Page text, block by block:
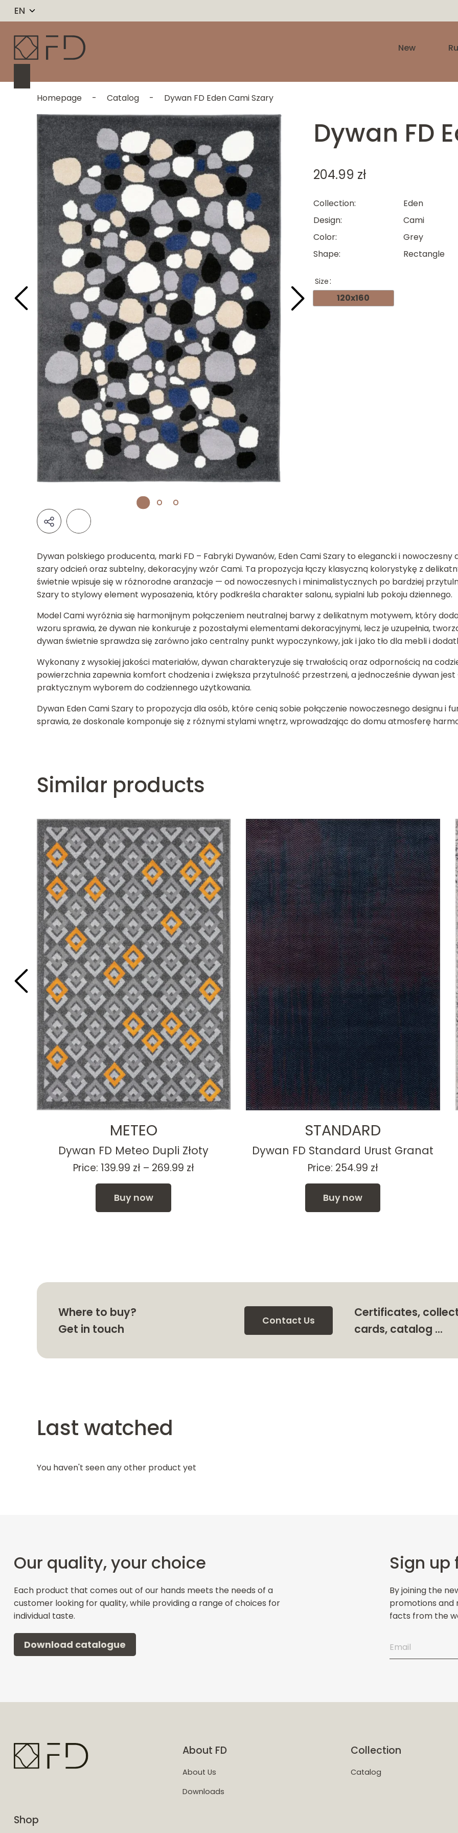
EN
New
Homepage - Catalog - Dywan FD Eden Cami Szary
Dywan FD
204.99 zł
Collection
Eden
Design
Cami
Color
Grey
Shape
Rectangle
Size
120x160
Dywan polskiego producenta, marki FD – Fabryki Dywanów, Eden Cami Szary to elegancki i
szary odcień oraz subtelny, dekoracyjny wzór Cami. Ta propozycja łączy klasyczną kolorystykę z
świetnie wpisuje się w różnorodne aranżacje — od nowoczesnych i minimalistycznych po bardziej
Szary to stylowy element wyposażenia, który podkreśla charakter salonu, sypialni lub pokoju dziennego.
Model Cami wyróżnia się harmonijnym połączeniem neutralnej barwy z delikatnym motywem, który
wzoru sprawia, że dywan nie konkuruje z pozostałymi elementami dekoracyjnymi, lecz je uzupełnia,
dywan świetnie sprawdza się zarówno jako centralny punkt wypoczynkowy, jak i jako tło dla mebli i
Wykonany z wysokiej jakości materiałów, dywan charakteryzuje się trwałością oraz odpornością na
powierzchnia zapewnia komfort chodzenia i zwiększa przytulność przestrzeni, a jednocześnie dywan
praktycznym wyborem do codziennego użytkowania.
Dywan Eden Cami Szary to propozycja dla osób, które cenią sobie połączenie nowoczesnego designu i
sprawia, że doskonale komponuje się z różnymi stylami wnętrz, wprowadzając do domu atmosferę
Similar products
METEO
Dywan FD Meteo Dupli Złoty
Price: 139.99 zł – 269.99 złPrice
Buy now
STANDARD
Dywan FD Standard Urust Granat
Price: 254.99 zł
Buy now
Where to buy?
Get in touch
Contact Us
Certificates,
cards, catalog …
Last watched
You haven't seen any other product yet
Our quality, your choice
Each product that comes out of our hands meets the needs of a
customer looking for quality, while providing a range of choices for
individual taste.
Download catalogue
Sign
By joining the
promotions and
facts from the
About FD
About Us
Downloads
Collection
Catalog
Shop